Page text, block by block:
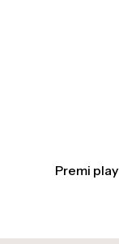
Premi play